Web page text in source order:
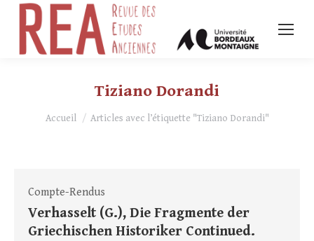
Tiziano Dorandi
Vous êtes ici :
Accueil Articles avec l’étiquette "Tiziano Dorandi"
Compte-Rendus
Verhasselt (G.), Die Fragmente der
Griechischen Historiker Continued.